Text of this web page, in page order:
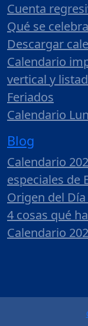
Cuenta
Qué se
Descargar
Calendario
vertical y
Feriados
Calendario
Blog
Calendario
especiales de
Origen del
4 cosas qué
Calendario